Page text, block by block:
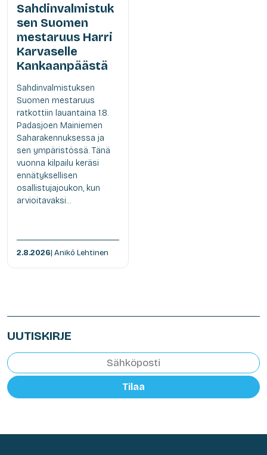
Sahdinvalmistuk
sen Suomen
mestaruus Harri
Karvaselle
Kankaanpäästä
Sahdinvalmistuksen
Suomen mestaruus
ratkottiin lauantaina 1.8.
Padasjoen Mainiemen
Saharakennuksessa ja
sen ympäristössä. Tänä
vuonna kilpailu keräsi
ennätyksellisen
osallistujajoukon, kun
arvioitavaksi...
2.8.2026| Anikó Lehtinen
UUTISKIRJE
Tilaa